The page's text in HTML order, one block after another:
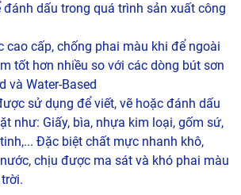
đánh dấu trong quá trình sản xuất công
cao cấp, chống phai màu khi để ngoài
tốt hơn nhiều so với các dòng bút sơn
và Water-Based
sử dụng để viết, vẽ hoặc đánh dấu
như: Giấy, bìa, nhựa kim loại, gốm sứ,
Đặc biệt chất mực nhanh khô,
chịu được ma sát và khó phai màu